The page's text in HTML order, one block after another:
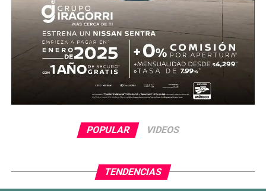
POPULAR VIDEOS
TENDENCIAS